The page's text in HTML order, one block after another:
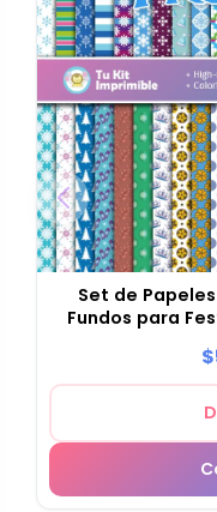
Set de
Fundos para